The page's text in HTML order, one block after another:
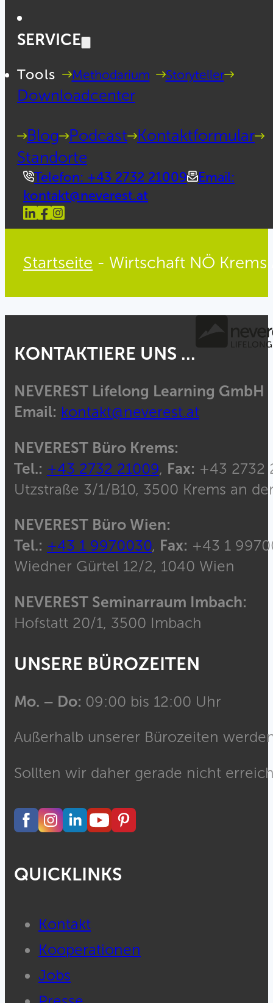
SERVICE
Tools Methodarium Storyteller
Downloadcenter
Blog Podcast Kontaktformular
Standorte
Telefon: +43 2732 21009
Email:
kontakt@neverest.at
Startseite - Wirtschaft NÖ
KONTAKTIERE UNS ...
NEVEREST Lifelong Learning GmbH
Email: kontakt@neverest.at
NEVEREST Büro Krems:
Tel.: +43 2732 21009, Fax: +43 2732
Utzstraße 3/1/B10, 3500 Krems an
NEVEREST Büro Wien:
Tel.: +43 1 9970030, Fax: +43 1
Wiedner Gürtel 12/2, 1040 Wien
NEVEREST Seminarraum Imbach:
Hofstatt 20/1, 3500 Imbach
UNSERE BÜROZEITEN
Mo. – Do: 09:00 bis 12:00 Uhr
Außerhalb unserer Bürozeiten
Sollten wir daher gerade nicht
QUICKLINKS
Kontakt
Kooperationen
Jobs